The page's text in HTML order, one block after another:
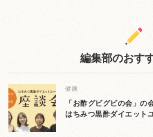
編集部のおす
健康
「お酢グビグビの会」の
はちみつ黒酢ダイエット